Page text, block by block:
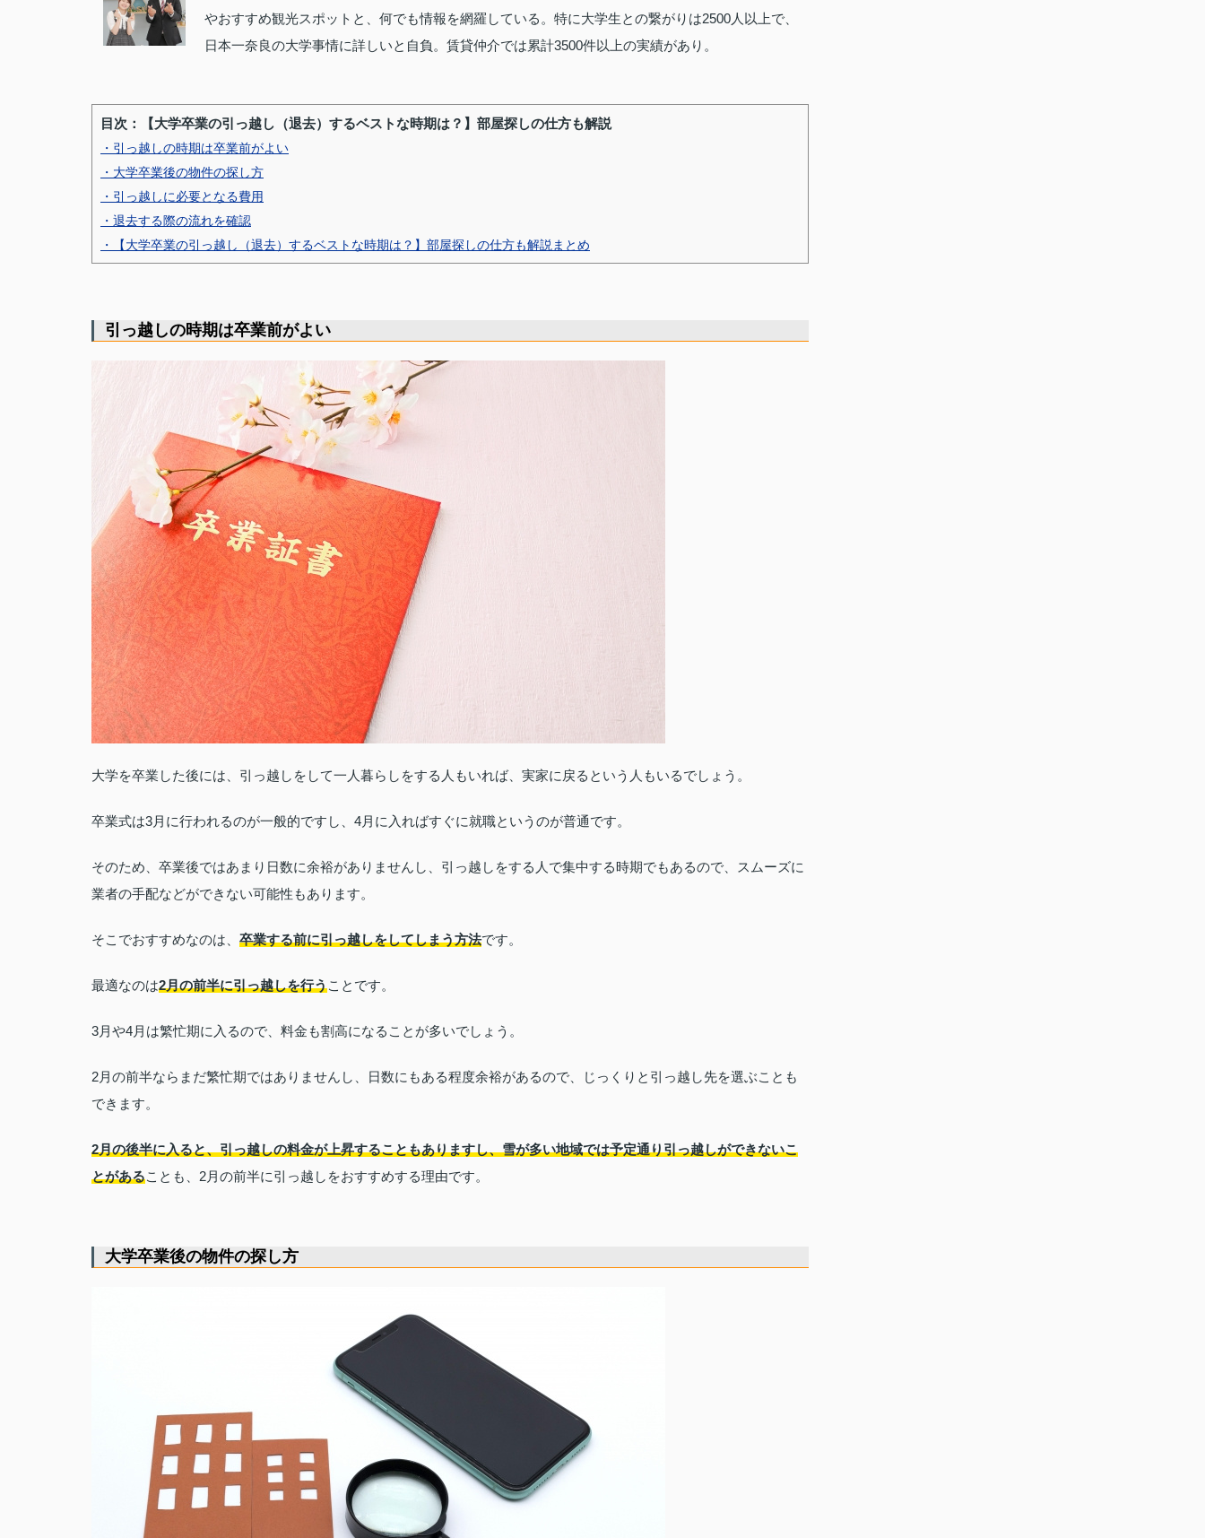
やおすすめ観光スポットと、何でも情報を網羅している。特に大学生との繋がりは2500人以上で、
日本一奈良の大学事情に詳しいと自負。賃貸仲介では累計3500件以上の実績があり。
目次：【大学卒業の引っ越し（退去）するベストな時期は？】部屋探しの仕方も解説
・引っ越しの時期は卒業前がよい
・大学卒業後の物件の探し方
・引っ越しに必要となる費用
・退去する際の流れを確認
・【大学卒業の引っ越し（退去）するベストな時期は？】部屋探しの仕方も解説まとめ
引っ越しの時期は卒業前がよい
大学を卒業した後には、引っ越しをして一人暮らしをする人もいれば、実家に戻るという人もいるでしょう。
卒業式は3月に行われるのが一般的ですし、4月に入ればすぐに就職というのが普通です。
そのため、卒業後ではあまり日数に余裕がありませんし、引っ越しをする人で集中する時期でもあるので、スムーズに
業者の手配などができない可能性もあります。
そこでおすすめなのは、 卒業する前に引っ越しをしてしまう方法です。
最適なのは2月の前半に引っ越しを行うことです。
3月や4月は繁忙期に入るので、料金も割高になることが多いでしょう。
2月の前半ならまだ繁忙期ではありませんし、日数にもある程度余裕があるので、じっくりと引っ越し先を選ぶことも
できます。
2月の後半に入ると、引っ越しの料金が上昇することもありますし、雪が多い地域では予定通り引っ越しができないこ
とがあることも、2月の前半に引っ越しをおすすめする理由です。
大学卒業後の物件の探し方